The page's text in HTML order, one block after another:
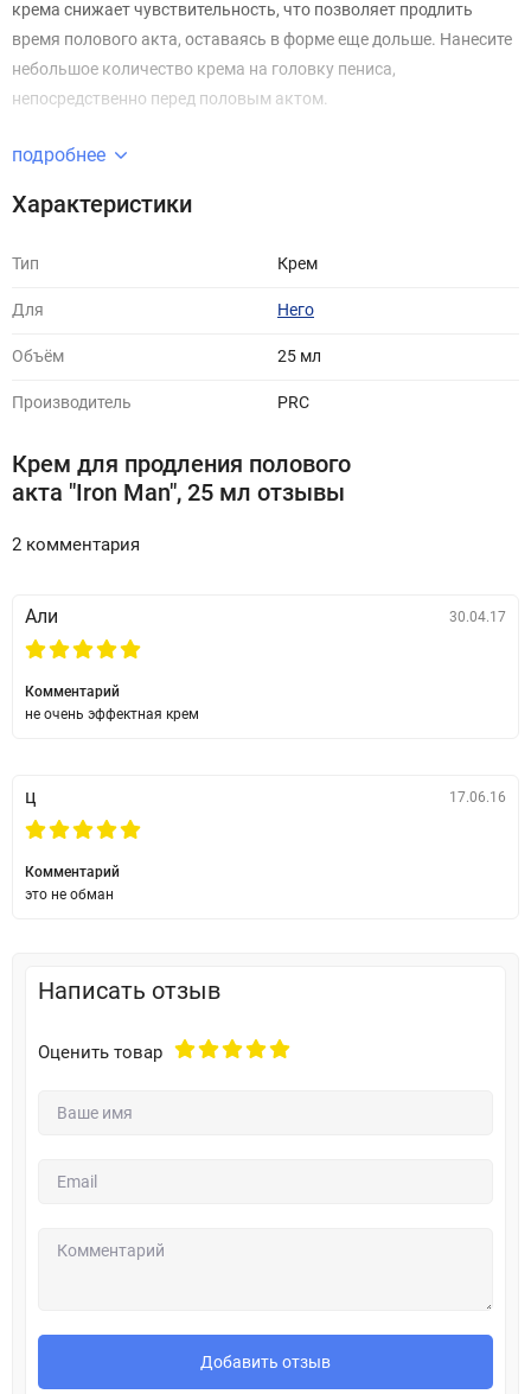
крема снижает чувствительность, что позволяет продлить
время полового акта, оставаясь в форме еще дольше. Нанесите
небольшое количество крема на головку пениса,
непосредственно перед половым актом.
подробнее
Характеристики
Тип Крем
Для Него
Объём 25 мл
Производитель PRC
Крем для продления полового
акта "Iron Man", 25 мл отзывы
2 комментария
Али 30.04.17
Комментарий
не очень эффектная крем
ц 17.06.16
Комментарий
это не обман
Написать отзыв
Оценить товар
Добавить отзыв